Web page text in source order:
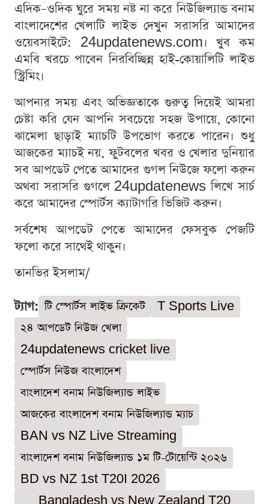
এদিক–ওদিক ঘুরে সময় নষ্ট না করে নিউজিল্যান্ড বনাম
বাংলাদেশের খেলাটি লাইভ দেখুন সরাসরি আমাদের
ওয়েবসাইটে: 24updatenews.com। খুব কম
এমবি খরচে পাবেন নিরবিচ্ছিন্ন হাই-কোয়ালিটি লাইভ
স্ট্রিমিং।
আপনার সময় এবং অভিজ্ঞতাকে গুরুত্ব দিয়েই আমরা
চেষ্টা করি যেন আপনি সবচেয়ে সহজ উপায়ে, কোনো
ঝামেলা ছাড়াই ম্যাচটি উপভোগ করতে পারেন। শুধু
আজকের ম্যাচই নয়, ফুটবলের খবর ও খেলার দুনিয়ার
সব আপডেট পেতে আমাদের গুগল নিউজে ফলো করুন
অথবা সরাসরি গুগলে 24updatenews লিখে সার্চ
করে আমাদের স্পোর্টস ক্যাটাগরি ভিজিট করুন।
সর্বশেষ আপডেট পেতে আমাদের ফেসবুক পেজটি
ফলো করে সাথেই থাকুন।
তানভির ইসলাম/
ট্যাগ: টি স্পোর্টস লাইভ ক্রিকেট
T Sports Live
২৪ আপডেট নিউজ খেলা
24updatenews cricket live
স্পোর্টস নিউজ বাংলাদেশ
বাংলাদেশ বনাম নিউজিল্যান্ড লাইভ
আজকের বাংলাদেশ বনাম নিউজিল্যান্ড ম্যাচ
BAN vs NZ Live Streaming
বাংলাদেশ বনাম নিউজিল্যান্ড ১ম টি-টোয়েন্টি ২০২৬
BD vs NZ 1st T20I 2026
Bangladesh vs New Zealand T20